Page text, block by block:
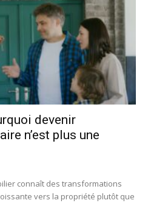
devenir
n’est plus une
connaît des transformations
vers la propriété plutôt que